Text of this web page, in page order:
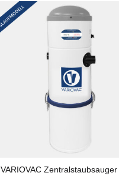
VARIOVAC Zentralstaubsauger